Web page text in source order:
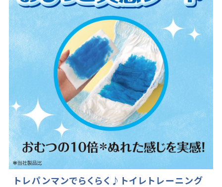
トレパンマンでらくらく♪トイレトレーニング